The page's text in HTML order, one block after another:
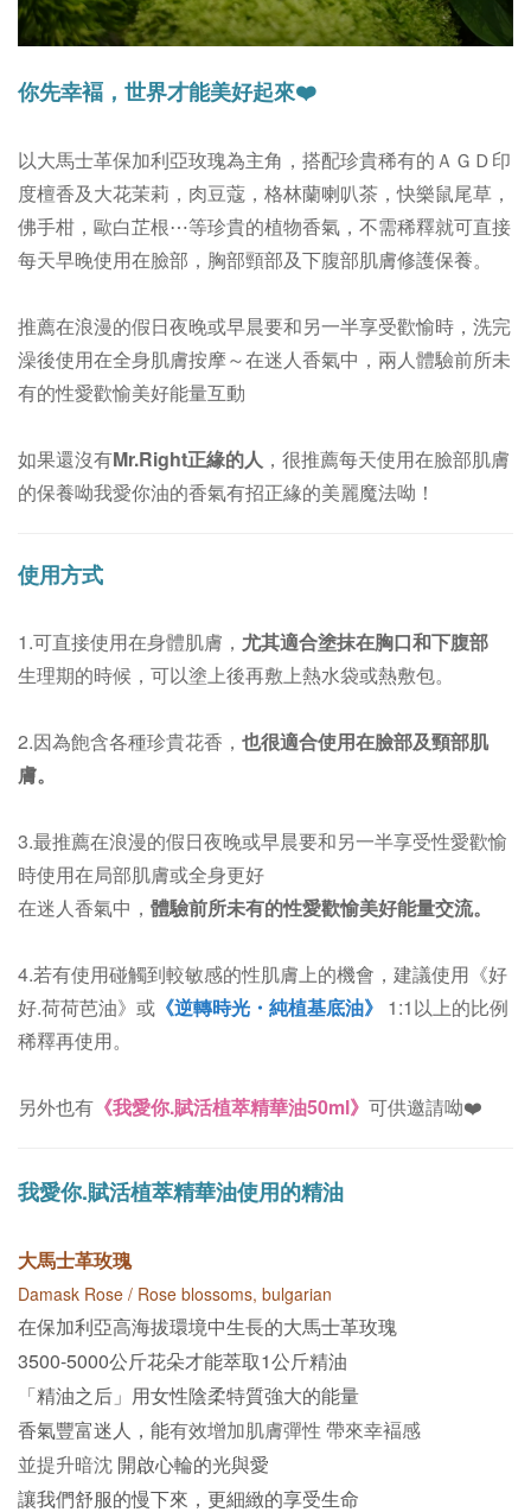
你先幸褔，世界才能美好起來❤️
以大馬士革​保加利亞玫瑰為主角，搭配珍貴稀有的ＡＧＤ印
度檀香及大花茉莉，肉豆蔻，格林蘭喇叭茶，快樂鼠尾草，
佛手柑，歐白芷根⋯等珍貴的植物香氣，不需稀釋就可直接
每天早晚使用在臉部，胸部頸部及下腹部肌膚修護保養。
推薦在浪漫的假日夜晚或早晨要和另一半享受歡愉時，洗完
澡後使用在全身肌膚按摩～在迷人香氣中，兩人體驗前所未
有的性愛歡愉美好能量互動
如果還沒有Mr.Right正緣的人 ，很推薦每天使用在臉部肌膚
的保養呦我愛你油的香氣有招正緣的美麗魔法呦！
使用方式
1.可直接使用在身體肌膚， 尤其適合塗抹在胸口和下腹部
生理期的時候，可以塗上後再敷上熱水袋或熱敷包。
2.因為飽含各種珍貴花香， 也很適合使用在臉部及頸部肌
膚。
3.最推薦在浪漫的假日夜晚或早晨要和另一半享受性愛歡愉
時使用在局部肌膚或全身更好
在迷人香氣中， 體驗前所未有的性愛歡愉美好能量交流。
4.若有使用碰觸到較敏感的性肌膚上的機會，建議使用《好
好.荷荷芭油》或 《逆轉時光・純植基底油》 1:1以上的比例
稀釋再使用。
另外也有 《我愛你.賦活植萃精華油50ml》 可供邀請呦❤️
我愛你.賦活植萃精華油使用的精油
大馬士革玫瑰
Damask Rose / Rose blossoms, bulgarian
在保加利亞高海拔環境中生長的大馬士革玫瑰
3500-5000公斤花朵才能萃取1公斤精油
「精油之后」用女性陰柔特質強大的能量
香氣豐富迷人，能有效增加肌膚彈性 帶來幸褔感
並提升暗沈 開啟心輪的光與愛
讓我們舒服的慢下來，更細緻的享受生命